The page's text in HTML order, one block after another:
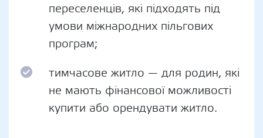
переселенців, які підходять під
умови міжнародних пільгових
програм;
тимчасове житло — для родин, які
не мають фінансової можливості
купити або орендувати житло.